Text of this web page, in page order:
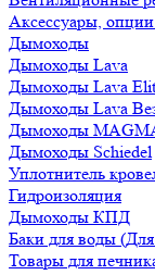
Аксессуары,
Дымоходы
Дымоходы Lava
Дымоходы Lava Elit
Дымоходы Lava
Дымоходы
Дымоходы Schiedel
Уплотнитель
Гидроизоляция
Дымоходы КПД
Баки для воды
Товары для